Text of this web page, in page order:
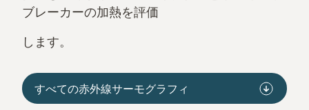
ブレーカーの加熱を評価
します。
すべての赤外線サーモグラフィ